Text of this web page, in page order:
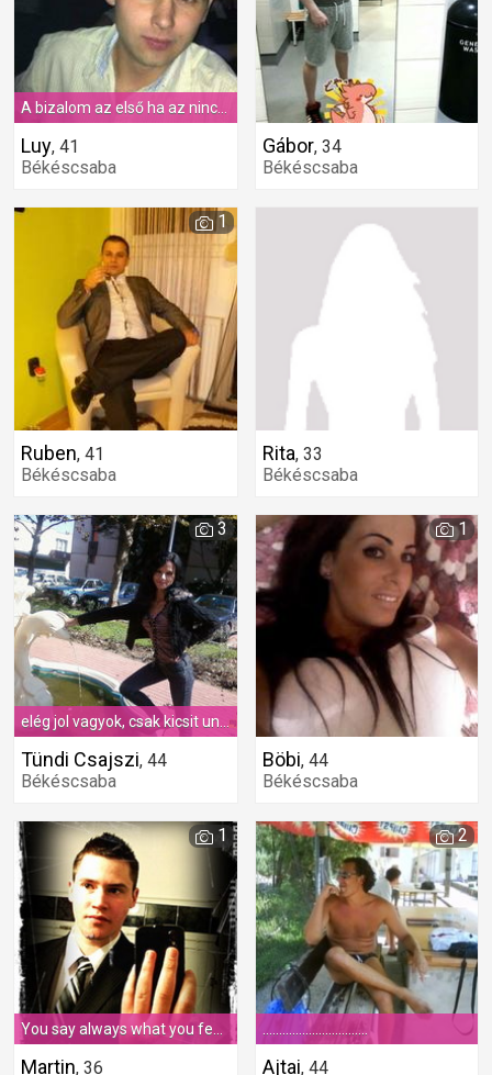
Luy, 41
Békéscsaba
Gábor, 34
Békéscsaba
Ruben, 41
Békéscsaba
1
Rita, 33
Békéscsaba
elég jol vagyok, csak kicsit unalmas!!
Tündi Csajszi, 44
Békéscsaba
3
Böbi, 44
Békéscsaba
1
Martin, 36
1
................................
Ajtai, 44
2